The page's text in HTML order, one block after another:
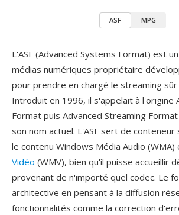
ASF MPG
L'ASF (Advanced Systems Format) est
médias numériques propriétaire
pour prendre en chargé le streaming sûr
Introduit en 1996, il s'appelait à l'origine
Format puis Advanced Streaming
son nom actuel. L'ASF sert de
le contenu Windows Média Audio (WMA)
Vidéo (WMV), bien qu'il puisse accueillir
provenant de n'importé quel codec. Le
architective en pensant à la diffusion
fonctionnalités comme la correction